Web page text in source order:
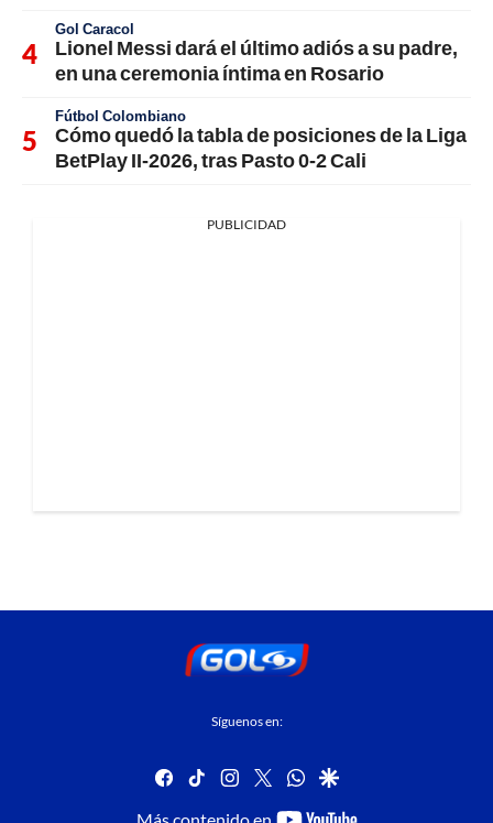
Gol Caracol
Lionel Messi dará el último adiós a su padre,
en una ceremonia íntima en Rosario
Fútbol Colombiano
Cómo quedó la tabla de posiciones de la Liga
BetPlay II-2026, tras Pasto 0-2 Cali
PUBLICIDAD
Síguenos en:
facebook
tiktok instagram
twitterwhatsapp
google
youtube-